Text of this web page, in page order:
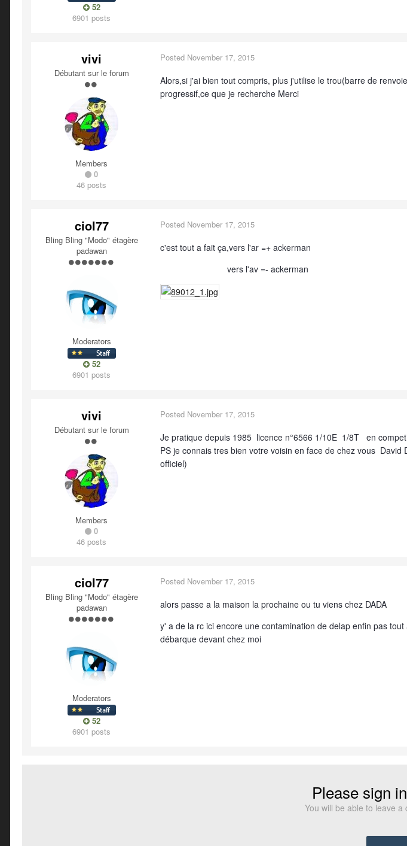
52
6901 posts
vivi
Débutant sur le forum
Members
0
46 posts
Posted November 17, 2015
Alors,si j'ai bien tout compris, plus j'utilise le trou(barre de
progressif,ce que je recherche Merci
ciol77
Bling Bling "Modo" étagère
padawan
Moderators
52
6901 posts
Posted November 17, 2015
c'est tout a fait ça,vers l'ar =+ ackerman
vers l'av =- ackerman
vivi
Débutant sur le forum
Members
0
46 posts
Posted November 17, 2015
Je pratique depuis 1985 licence n°6566 1/10E 1/8T en
PS je connais tres bien votre voisin en face de chez vous
officiel)
ciol77
Bling Bling "Modo" étagère
padawan
Moderators
52
6901 posts
Posted November 17, 2015
alors passe a la maison la prochaine ou tu viens chez DADA
y' a de la rc ici encore une contamination de delap enfin pas
débarque devant chez moi
Please sign
You will be able to leave